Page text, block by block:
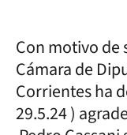
Con motivo de
Cámara de
Corrientes ha
29.5.24 )